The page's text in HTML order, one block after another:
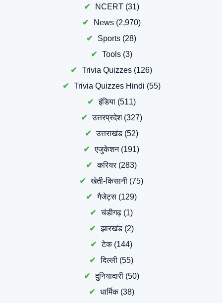
NCERT(31)
News(2,970)
Sports (28)
Tools(3)
Trivia Quizzes (126)
Trivia Quizzes Hindi (55)
इंडिया(511)
उत्तरप्रदेश(327)
उत्तराखंड(52)
एजुकेशन(191)
करियर(283)
खेती-किसानी (75)
गैजेट्स (129)
चंडीगढ़ (1)
झारखंड(2)
टेक(144)
दिल्ली (55)
दुनियादारी(50)
धार्मिक(38)